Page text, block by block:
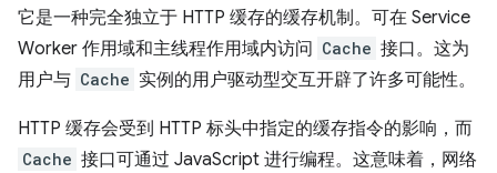
它是一种完全独立于 HTTP 缓存的缓存机制。可在 Service
Worker 作用域和主线程作用域内访问 Cache 接口。这为
用户与 Cache 实例的用户驱动型交互开辟了许多可能性。
HTTP 缓存会受到 HTTP 标头中指定的缓存指令的影响，而
Cache 接口可通过 JavaScript 进行编程。这意味着，网络